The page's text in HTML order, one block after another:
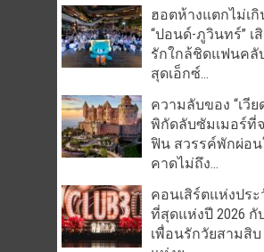
ฮอตห้างแตกไม่เกิ
“ปอนด์-ภูวินทร์” เ
รักใกล้ชิดแฟนคลั
สุดเอ็กซ์...
ความลับของ “เวีย
พิกัดลับซัมเมอร์ที่
ฟิน สวรรค์พักผ่อ
คาดไม่ถึง...
คอนเสิร์ตแห่งปร
ที่สุดแห่งปี 2026 กั
เพื่อนรักวัยสามสิ